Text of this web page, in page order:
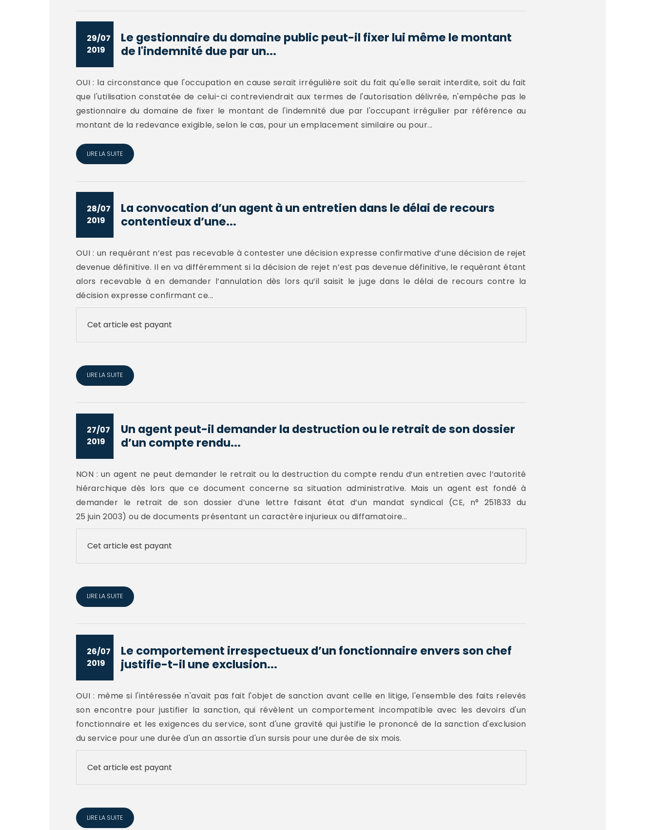
29/07
2019
Le gestionnaire du domaine public peut-il fixer lui même le montant
de l'indemnité due par un...
OUI : la circonstance que l'occupation en cause serait irrégulière soit du fait qu'elle serait interdite, soit du fait
que l'utilisation constatée de celui-ci contreviendrait aux termes de l'autorisation délivrée, n'empêche pas le
gestionnaire du domaine de fixer le montant de l'indemnité due par l'occupant irrégulier par référence au
montant de la redevance exigible, selon le cas, pour un emplacement similaire ou pour...
LIRE LA SUITE
28/07
2019
La convocation d’un agent à un entretien dans le délai de recours
contentieux d’une...
OUI : un requérant n’est pas recevable à contester une décision expresse confirmative d’une décision de rejet
devenue définitive. Il en va différemment si la décision de rejet n’est pas devenue définitive, le requérant étant
alors recevable à en demander l’annulation dès lors qu’il saisit le juge dans le délai de recours contre la
décision expresse confirmant ce...
Cet article est payant
LIRE LA SUITE
27/07
2019
Un agent peut-il demander la destruction ou le retrait de son dossier
d’un compte rendu...
NON : un agent ne peut demander le retrait ou la destruction du compte rendu d’un entretien avec l’autorité
hiérarchique dès lors que ce document concerne sa situation administrative. Mais un agent est fondé à
demander le retrait de son dossier d’une lettre faisant état d’un mandat syndical (CE, n° 251833 du
25 juin 2003) ou de documents présentant un caractère injurieux ou diffamatoire...
Cet article est payant
LIRE LA SUITE
26/07
2019
Le comportement irrespectueux d’un fonctionnaire envers son chef
justifie-t-il une exclusion...
OUI : même si l'intéressée n'avait pas fait l'objet de sanction avant celle en litige, l'ensemble des faits relevés
son encontre pour justifier la sanction, qui révèlent un comportement incompatible avec les devoirs d'un
fonctionnaire et les exigences du service, sont d'une gravité qui justifie le prononcé de la sanction d'exclusion
du service pour une durée d'un an assortie d'un sursis pour une durée de six mois.
Cet article est payant
LIRE LA SUITE